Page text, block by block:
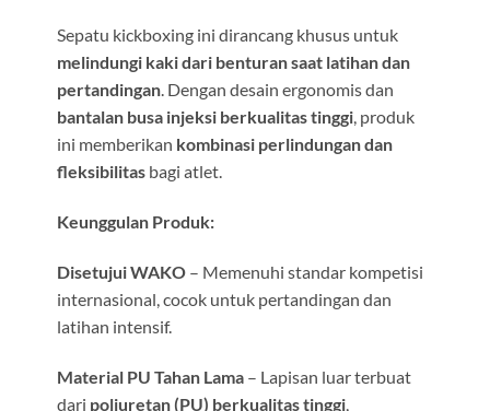
Sepatu kickboxing ini dirancang khusus untuk
melindungi kaki dari benturan saat latihan dan
pertandingan. Dengan desain ergonomis dan
bantalan busa injeksi berkualitas tinggi, produk
ini memberikan kombinasi perlindungan dan
fleksibilitasbagi atlet.
Keunggulan Produk:
Disetujui WAKO– Memenuhi standar kompetisi
internasional, cocok untuk pertandingan dan
latihan intensif.
Material PU Tahan Lama– Lapisan luar terbuat
dari poliuretan (PU) berkualitas tinggi,